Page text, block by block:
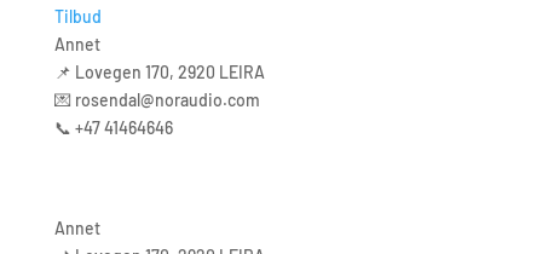
Tilbud
Annet
📌 Lovegen 170, 2920 LEIRA
💌 rosendal@noraudio.com
📞 +47 41464646
Annet